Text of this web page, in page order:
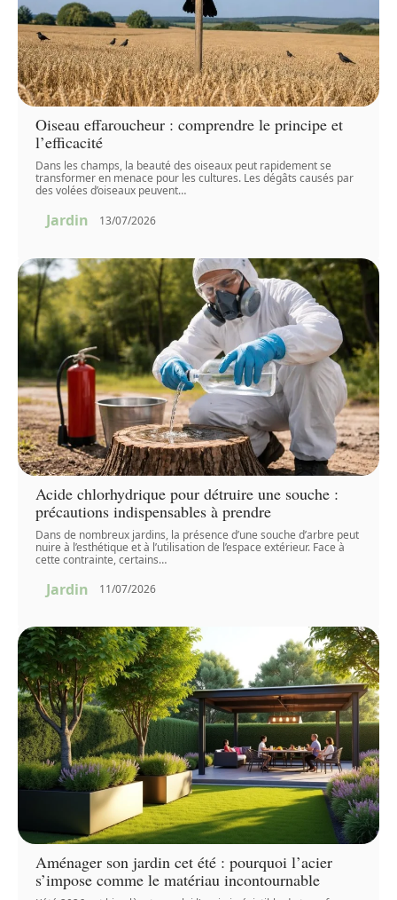
Oiseau effaroucheur : comprendre le principe et
l’efficacité
Dans les champs, la beauté des oiseaux peut rapidement se
transformer en menace pour les cultures. Les dégâts causés par
des volées d’oiseaux peuvent…
Jardin 13/07/2026
Acide chlorhydrique pour détruire une souche :
précautions indispensables à prendre
Dans de nombreux jardins, la présence d’une souche d’arbre peut
nuire à l’esthétique et à l’utilisation de l’espace extérieur. Face à
cette contrainte, certains…
Jardin 11/07/2026
Aménager son jardin cet été : pourquoi l’acier
s’impose comme le matériau incontournable